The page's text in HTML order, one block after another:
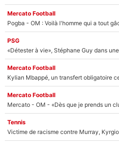
Mercato Football
Pogba - OM : Voilà l'homme qui a tout
PSG
«Détester à vie», Stéphane Guy dans
Mercato Football
Kylian Mbappé, un transfert obligatoire
Mercato Football
Tennis